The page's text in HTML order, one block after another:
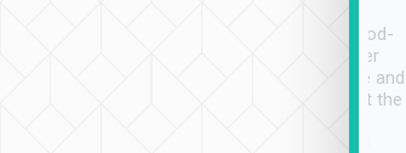
service, vehicles in good-
condition and the driver
service was awesome and
thoughtful. Driver went the